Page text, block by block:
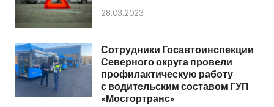
28.03.2023
Сотрудники Госавтоинспекции
Северного округа провели
профилактическую работу
с водительским составом ГУП
«Мосгортранс»